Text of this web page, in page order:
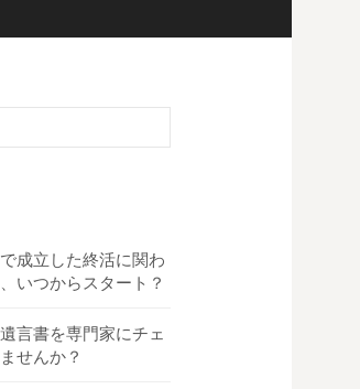
成立した終活に関わ
いつからスタート？
言書を専門家にチェ
せんか？